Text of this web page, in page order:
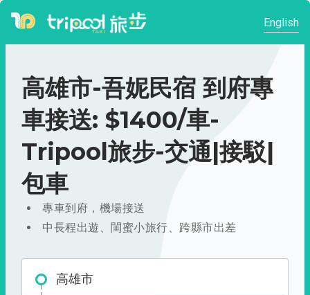
English
高雄市-吾妮民宿 到府專
車接送: $1400/車-
Tripool旅步-交通|接駁|
包車
專車到府，機場接送
中長程出遊、閨蜜小旅行、跨縣市出差
高雄市